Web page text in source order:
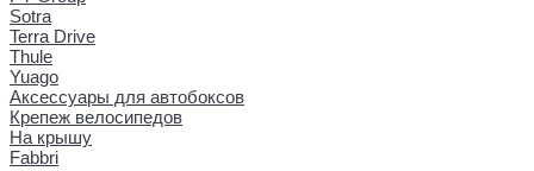
Sotra
Terra Drive
Thule
Yuago
Аксессуары для автобоксов
Крепеж велосипедов
На крышу
Fabbri